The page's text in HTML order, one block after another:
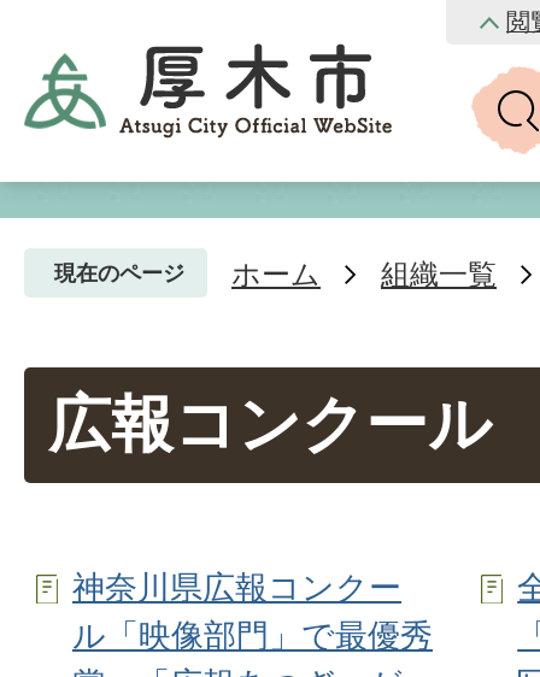
閲
現在のページ ホーム 組織一覧
広報コンクール
神奈川県広報コンクー
ル「映像部門」で最優秀